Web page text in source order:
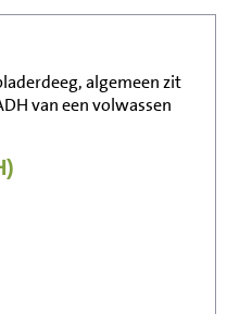
algemeen zit
van een volwassen